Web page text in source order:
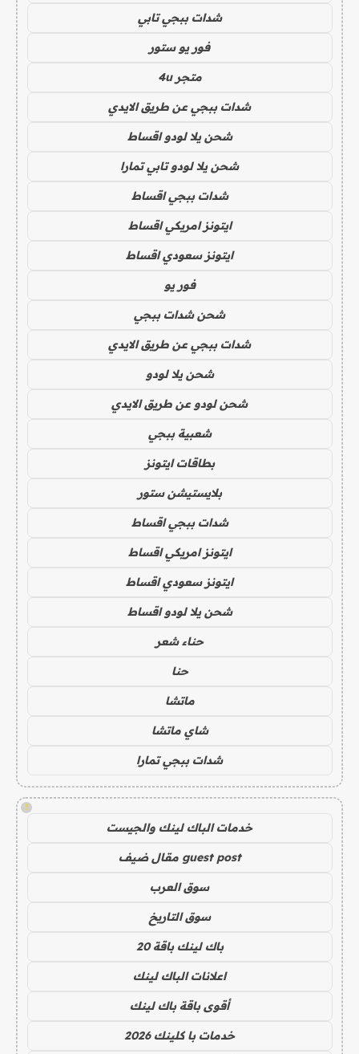
شدات ببجي تابي
فور يو ستور
متجر 4u
شدات ببجي عن طريق الايدي
شحن يلا لودو اقساط
شحن يلا لودو تابي تمارا
شدات ببجي اقساط
ايتونز امريكي اقساط
ايتونز سعودي اقساط
فور يو
شحن شدات ببجي
شدات ببجي عن طريق الايدي
شحن يلا لودو
شحن لودو عن طريق الايدي
شعبية ببجي
بطاقات ايتونز
بلايستيشن ستور
شدات ببجي اقساط
ايتونز امريكي اقساط
ايتونز سعودي اقساط
شحن يلا لودو اقساط
حناء شعر
حنا
ماتشا
شاي ماتشا
شدات ببجي تمارا
!
خدمات الباك لينك والجيست
guest post مقال ضيف
سوق العرب
سوق التاريخ
باك لينك باقة 20
اعلانات الباك لينك
أقوى باقة باك لينك
خدمات با كلينك 2026